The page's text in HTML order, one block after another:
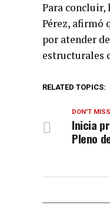
Para
Pérez, afirmó
por atender
estructurales
RELATED TOPICS:
DON'T MISS
Inicia
Pleno